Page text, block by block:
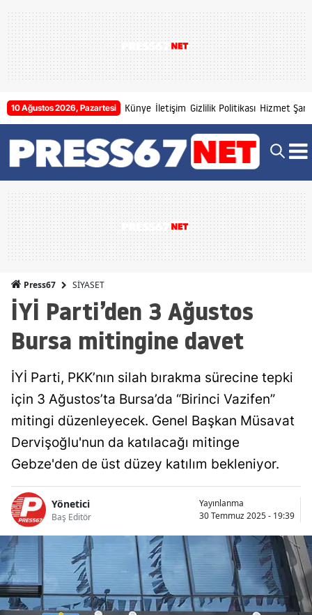
10 Ağustos 2026, Pazartesi Künye İletişim Gizlilik Politikası Hizmet
Press67 SİYASET
İYİ Parti’den 3 Ağustos
Bursa mitingine davet
İYİ Parti, PKK’nın silah bırakma sürecine tepki
için 3 Ağustos’ta Bursa’da “Birinci Vazifen”
mitingi düzenleyecek. Genel Başkan Müsavat
Dervişoğlu'nun da katılacağı mitinge
Gebze'den de üst düzey katılım bekleniyor.
Yönetici
Baş Editör
Yayınlanma
30 Temmuz 2025 - 19:39